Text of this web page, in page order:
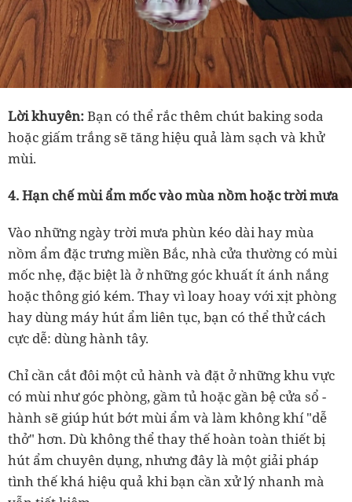
Lời khuyên:Bạn có thể rắc thêm chút baking soda
hoặc giấm trắng sẽ tăng hiệu quả làm sạch và khử
mùi.
4. Hạn chế mùi ẩm mốc vào mùa nồm hoặc trời mưa
Vào những ngày trời mưa phùn kéo dài hay mùa
nồm ẩm đặc trưng miền Bắc, nhà cửa thường có mùi
mốc nhẹ, đặc biệt là ở những góc khuất ít ánh nắng
hoặc thông gió kém. Thay vì loay hoay với xịt phòng
hay dùng máy hút ẩm liên tục, bạn có thể thử cách
cực dễ: dùng hành tây.
Chỉ cần cắt đôi một củ hành và đặt ở những khu vực
có mùi như góc phòng, gầm tủ hoặc gần bệ cửa sổ -
hành sẽ giúp hút bớt mùi ẩm và làm không khí "dễ
thở" hơn. Dù không thể thay thế hoàn toàn thiết bị
hút ẩm chuyên dụng, nhưng đây là một giải pháp
tình thế khá hiệu quả khi bạn cần xử lý nhanh mà